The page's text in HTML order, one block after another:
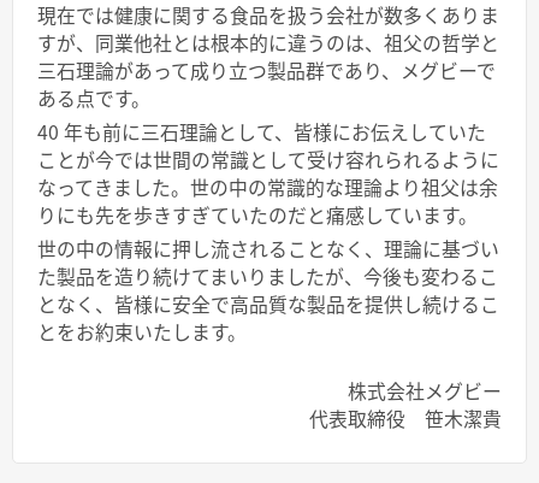
現在では健康に関する食品を扱う会社が数多くありま
すが、同業他社とは根本的に違うのは、祖父の哲学と
三石理論があって成り立つ製品群であり、メグビーで
ある点です。
40 年も前に三石理論として、皆様にお伝えしていた
ことが今では世間の常識として受け容れられるように
なってきました。世の中の常識的な理論より祖父は余
りにも先を歩きすぎていたのだと痛感しています。
世の中の情報に押し流されることなく、理論に基づい
た製品を造り続けてまいりましたが、今後も変わるこ
となく、皆様に安全で高品質な製品を提供し続けるこ
とをお約束いたします。
株式会社メグビー
代表取締役 笹木潔貴